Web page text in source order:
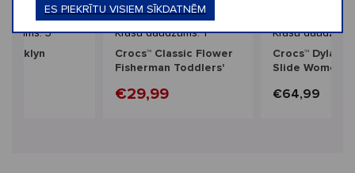
ES PIEKRĪTU VISIEM SĪKDATNĒM
3
Krāsu daudzums: 1
Crocs™ Classic Flower
Fisherman Toddlers'
€29,99
Krāsu
Crocs™ Dylan
Slide Women's
€64,99